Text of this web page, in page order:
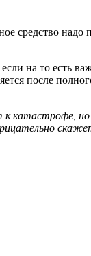
надо
на то
после
к